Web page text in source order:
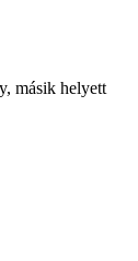
másik helyett